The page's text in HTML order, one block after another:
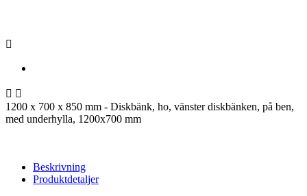

 
1200 x 700 x 850 mm - Diskbänk, ho, vänster diskbänken, på ben,
med underhylla, 1200x700 mm
Beskrivning
Produktdetaljer